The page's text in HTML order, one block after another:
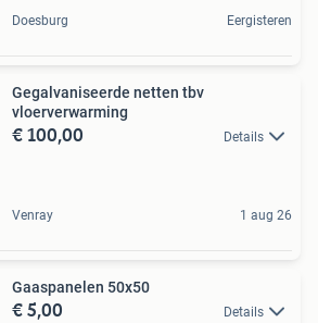
Doesburg Eergisteren
Gegalvaniseerde netten tbv
vloerverwarming
€ 100,00 Details
Venray 1 aug 26
Gaaspanelen 50x50
€ 5,00 Details